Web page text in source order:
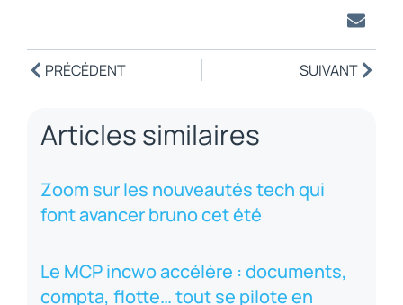
Articles similaires
Zoom sur les nouveautés tech qui
font avancer bruno cet été
Le MCP incwo accélère : documents,
compta, flotte… tout se pilote en
PRÉCÉDENT SUIVANT